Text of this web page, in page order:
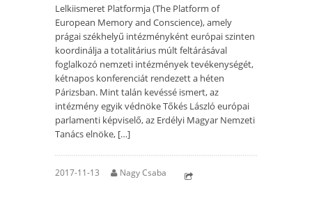
Lelkiismeret Platformja (The Platform of
European Memory and Conscience), amely
prágai székhelyű intézményként európai szinten
koordinálja a totalitárius múlt feltárásával
foglalkozó nemzeti intézmények tevékenységét,
kétnapos konferenciát rendezett a héten
Párizsban. Mint talán kevéssé ismert, az
intézmény egyik védnöke Tőkés László európai
parlamenti képviselő, az Erdélyi Magyar Nemzeti
Tanács elnöke, […]
2017-11-13 Nagy Csaba